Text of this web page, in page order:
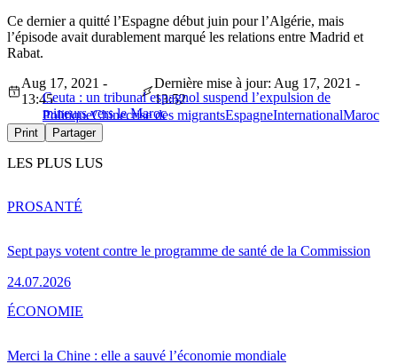
Ce dernier a quitté l’Espagne début juin pour l’Algérie, mais
l’épisode avait durablement marqué les relations entre Madrid et
Rabat.
Ceuta : un tribunal espagnol suspend l’expulsion de
mineurs vers le Maroc
Aug 17, 2021 -
13:45
Dernière mise à jour: Aug 17, 2021 -
13:52
PolitiqueChinecrise des migrantsEspagneInternationalMaroc
Print Partager
LES PLUS LUS
Sept pays votent contre le programme de santé de la Commission
24.07.2026
PROSANTÉ
Merci la Chine : elle a sauvé l’économie mondiale
ÉCONOMIE